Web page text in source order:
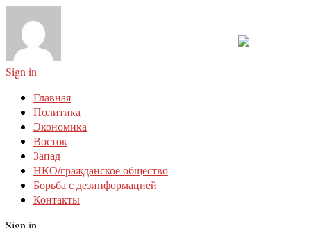
Sign in
Главная
Политика
Экономика
Восток
Запад
НКО/гражданское общество
Борьба с дезинформацией
Контакты
Sign in